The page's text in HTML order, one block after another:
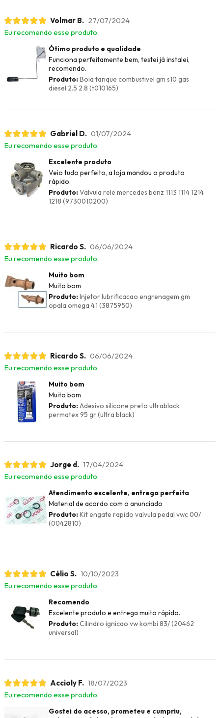
Volmar B. 27/07/2024
Eu recomendo esse produto.
Ótimo produto e qualidade
Funciona perfeitamente bem, testei já instalei,
recomendo.
Produto:Boia tanque combustivel gm s10 gas
diesel 2.5 2.8 (t010165)
Gabriel D. 01/07/2024
Eu recomendo esse produto.
Excelente produto
Veio tudo perfeito, a loja mandou o produto
rápido.
Produto:Valvula rele mercedes benz 1113 1114 1214
1218 (9730010200)
Ricardo S. 06/06/2024
Eu recomendo esse produto.
Muito bom
Muito bom
Produto:Injetor lubrificacao engrenagem gm
opala omega 4.1 (3875950)
Ricardo S. 06/06/2024
Eu recomendo esse produto.
Muito bom
Muito bom
Produto:Adesivo silicone preto ultrablack
permatex 95 gr (ultra black)
Jorge d. 17/04/2024
Eu recomendo esse produto.
Atendimento excelente, entrega perfeita
Material de acordo com o anunciado
Produto:Kit engate rapido valvula pedal vwc 00/
(0042810)
Célio S. 10/10/2023
Eu recomendo esse produto.
Recomendo
Excelente produto e entrega muito rápido.
Produto:Cilindro ignicao vw kombi 83/ (20462
universal)
Accioly F. 18/07/2023
Eu recomendo esse produto.
Gostei do acesso, prometeu e cumpriu,